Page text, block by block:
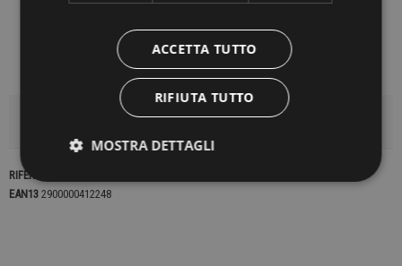
DETTAGLI DEL PRODOTTO
RIFERIMENTO
EAN13 2900000412248
ACCETTA TUTTO
RIFIUTA TUTTO
MOSTRA DETTAGLI